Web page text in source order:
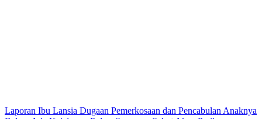
Laporan Ibu Lansia Dugaan Pemerkosaan dan Pencabulan Anaknya